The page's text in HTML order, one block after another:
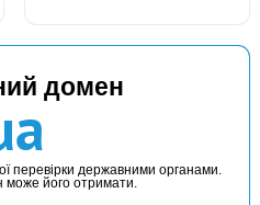
Маг: 7 шт
Монтаж Супер-Карась 40г
домен
перевірки державними органами.
може його отримати.